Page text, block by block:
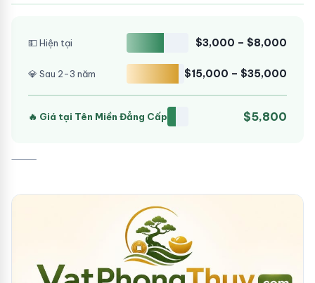
💵 Hiện tại $3,000 – $8,000
💎 Sau 2-3 năm $15,000 – $35,000
🔥 Giá tại Tên Miền Đẳng Cấp $5,800
⸻